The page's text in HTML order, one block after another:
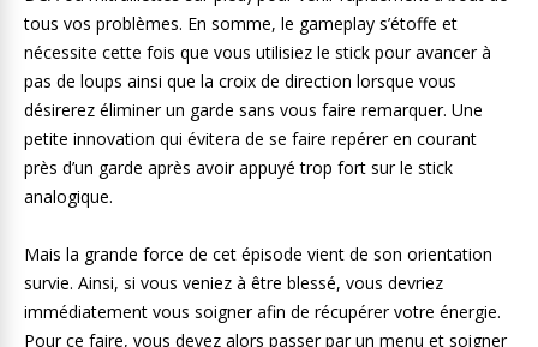
tous vos problèmes. En somme, le gameplay s’étoffe et
nécessite cette fois que vous utilisiez le stick pour avancer à
pas de loups ainsi que la croix de direction lorsque vous
désirerez éliminer un garde sans vous faire remarquer. Une
petite innovation qui évitera de se faire repérer en courant
près d’un garde après avoir appuyé trop fort sur le stick
analogique.
Mais la grande force de cet épisode vient de son orientation
survie. Ainsi, si vous veniez à être blessé, vous devriez
immédiatement vous soigner afin de récupérer votre énergie.
Pour ce faire, vous devez alors passer par un menu et soigner